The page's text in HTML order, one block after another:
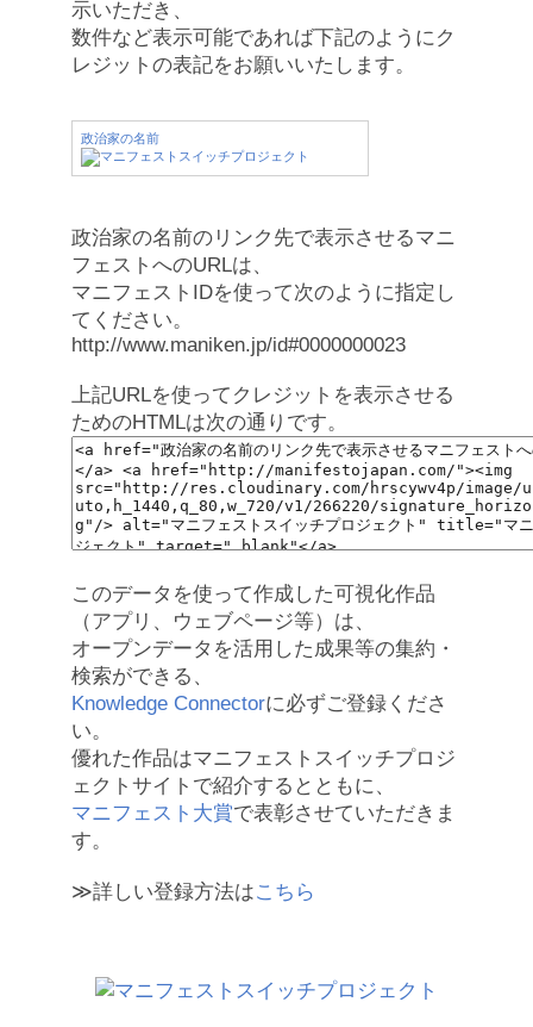
示いただき、
数件など表示可能であれば下記のようにク
レジットの表記をお願いいたします。
政治家の名前
政治家の名前のリンク先で表示させるマニ
フェストへのURLは、
マニフェストIDを使って次のように指定し
てください。
http://www.maniken.jp/id#0000000023
上記URLを使ってクレジットを表示させる
ためのHTMLは次の通りです。
このデータを使って作成した可視化作品
（アプリ、ウェブページ等）は、
オープンデータを活用した成果等の集約・
検索ができる、
Knowledge Connectorに必ずご登録くださ
い。
優れた作品はマニフェストスイッチプロジ
ェクトサイトで紹介するとともに、
マニフェスト大賞で表彰させていただきま
す。
≫詳しい登録方法はこちら